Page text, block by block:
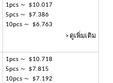
1pcs ～ $10.017
5pcs ～ $7.386
10pcs ～ $6.763
> ดูเพิ่มเติม
1pcs ～ $10.718
5pcs ～ $7.815
10pcs ～ $7.192